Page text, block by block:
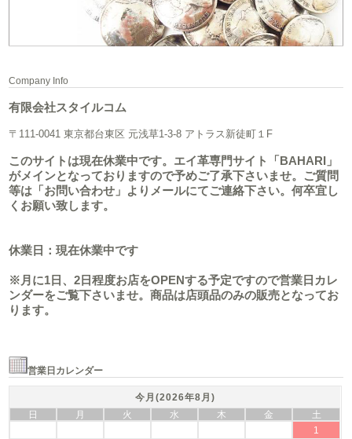
Company Info
有限会社スタイルコム
〒111-0041 東京都台東区 元浅草1-3-8 アトラス新徒町１F
このサイトは現在休業中です。エイ革専門サイト「BAHARI」
がメインとなっておりますので予めご了承下さいませ。ご質問
等は「お問い合わせ」よりメールにてご連絡下さい。何卒宜し
くお願い致します。
休業日：現在休業中です
※月に1日、2日程度お店をOPENする予定ですので営業日カレ
ンダーをご覧下さいませ。商品は店頭品のみの販売となってお
ります。
営業日カレンダー
今月(2026年8月)
日
月 火 水 木 金
土
1